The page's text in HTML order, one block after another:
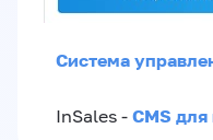
Система
InSales - CMS для